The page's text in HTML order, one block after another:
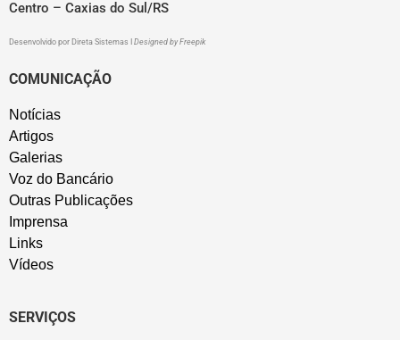
Centro – Caxias do Sul/RS
Desenvolvido por Direta Sistemas Designed by Freepik
COMUNICAÇÃO
Notícias
Artigos
Galerias
Voz do Bancário
Outras Publicações
Imprensa
Links
Vídeos
SERVIÇOS